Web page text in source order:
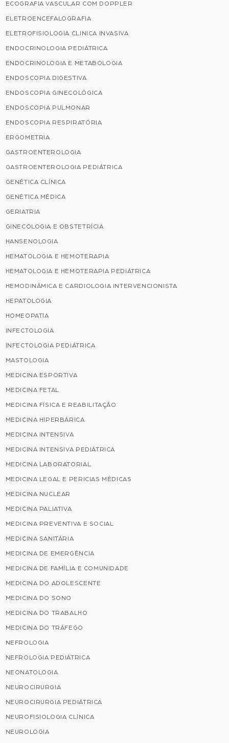
ECOGRAFIA VASCULAR COM DOPPLER
ELETROENCEFALOGRAFIA
ELETROFISIOLOGIA CLINICA INVASIVA
ENDOCRINOLOGIA PEDIÁTRICA
ENDOCRINOLOGIA E METABOLOGIA
ENDOSCOPIA DIGESTIVA
ENDOSCOPIA GINECOLÓGICA
ENDOSCOPIA PULMONAR
ENDOSCOPIA RESPIRATÓRIA
ERGOMETRIA
GASTROENTEROLOGIA
GASTROENTEROLOGIA PEDIÁTRICA
GENÉTICA CLÍNICA
GENÉTICA MÉDICA
GERIATRIA
GINECOLOGIA E OBSTETRÍCIA
HANSENOLOGIA
HEMATOLOGIA E HEMOTERAPIA
HEMATOLOGIA E HEMOTERAPIA PEDIÁTRICA
HEMODINÂMICA E CARDIOLOGIA INTERVENCIONISTA
HEPATOLOGIA
HOMEOPATIA
INFECTOLOGIA
INFECTOLOGIA PEDIÁTRICA
MASTOLOGIA
MEDICINA ESPORTIVA
MEDICINA FETAL
MEDICINA FÍSICA E REABILITAÇÃO
MEDICINA HIPERBÁRICA
MEDICINA INTENSIVA
MEDICINA INTENSIVA PEDIÁTRICA
MEDICINA LABORATORIAL
MEDICINA LEGAL E PERICIAS MÉDICAS
MEDICINA NUCLEAR
MEDICINA PALIATIVA
MEDICINA PREVENTIVA E SOCIAL
MEDICINA SANITÁRIA
MEDICINA DE EMERGÊNCIA
MEDICINA DE FAMÍLIA E COMUNIDADE
MEDICINA DO ADOLESCENTE
MEDICINA DO SONO
MEDICINA DO TRABALHO
MEDICINA DO TRÁFEGO
NEFROLOGIA
NEFROLOGIA PEDIÁTRICA
NEONATOLOGIA
NEUROCIRURGIA
NEUROCIRURGIA PEDIÁTRICA
NEUROFISIOLOGIA CLÍNICA
NEUROLOGIA